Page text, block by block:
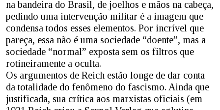
na bandeira do Brasil, de joelhos e mãos na cabeça,
pedindo uma intervenção militar é a imagem que
condensa todos esses elementos. Por incrível que
pareça, essa não é uma sociedade “doente”, mas a
sociedade “normal” exposta sem os filtros que
rotineiramente a oculta.
Os argumentos de Reich estão longe de dar conta
da totalidade do fenômeno do fascismo. Ainda que
justificada, sua crítica aos marxistas oficiais (em